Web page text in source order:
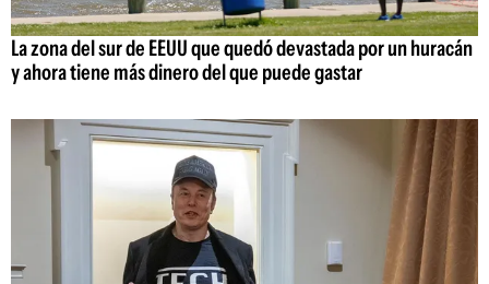
La zona del sur de EEUU que quedó devastada por un huracán
y ahora tiene más dinero del que puede gastar